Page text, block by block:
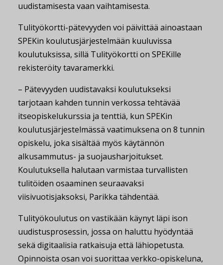
uudistamisesta vaan vaihtamisesta.
Tulityökortti-pätevyyden voi päivittää ainoastaan
SPEKin koulutusjärjestelmään kuuluvissa
koulutuksissa, sillä Tulityökortti on SPEKille
rekisteröity tavaramerkki.
– Pätevyyden uudistavaksi koulutukseksi
tarjotaan kahden tunnin verkossa tehtävää
itseopiskelukurssia ja tenttiä, kun SPEKin
koulutusjärjestelmässä vaatimuksena on 8 tunnin
opiskelu, joka sisältää myös käytännön
alkusammutus- ja suojausharjoitukset.
Koulutuksella halutaan varmistaa turvallisten
tulitöiden osaaminen seuraavaksi
viisivuotisjaksoksi, Parikka tähdentää.
Tulityökoulutus on vastikään käynyt läpi ison
uudistusprosessin, jossa on haluttu hyödyntää
sekä digitaalisia ratkaisuja että lähiopetusta.
Opinnoista osan voi suorittaa verkko-opiskeluna,